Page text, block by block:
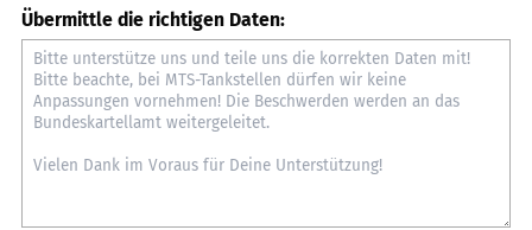
Übermittle die richtigen Daten: